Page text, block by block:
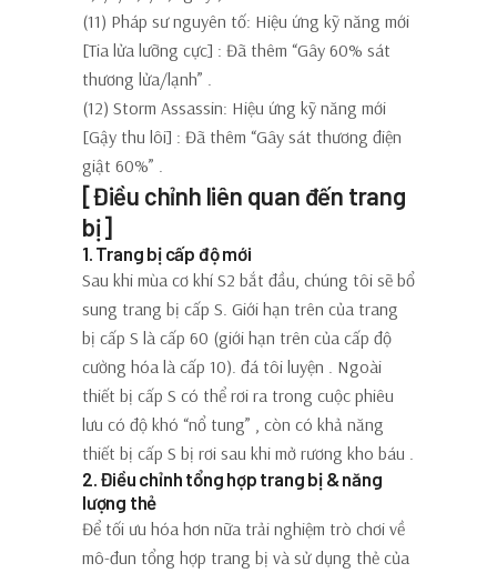
(11) Pháp sư nguyên tố: Hiệu ứng kỹ năng mới
[Tia lửa lưỡng cực] : Đã thêm “Gây 60% sát
thương lửa/lạnh”
(12) Storm Assassin: Hiệu ứng kỹ năng mới
[Gậy thu lôi] : Đã thêm “Gây sát thương điện
giật 60%”
[Điều chỉnh liên quan đến trang
bị]
1. Trang bị cấp độ mới
Sau khi mùa cơ khí S2 bắt đầu, chúng tôi sẽ bổ
sung trang bị cấp S. Giới hạn trên của trang
bị cấp S là cấp 60 (giới hạn trên của cấp độ
cường hóa là cấp 10). đá tôi luyện
. Ngoài
thiết bị cấp S có thể rơi ra trong cuộc phiêu
lưu có độ khó “nổ tung”
còn có khả năng
thiết bị cấp S bị rơi sau khi mở rương kho báu
2. Điều chỉnh tổng hợp trang bị & năng
lượng thẻ
Để tối ưu hóa hơn nữa trải nghiệm trò chơi về
mô-đun tổng hợp trang bị và sử dụng thẻ của